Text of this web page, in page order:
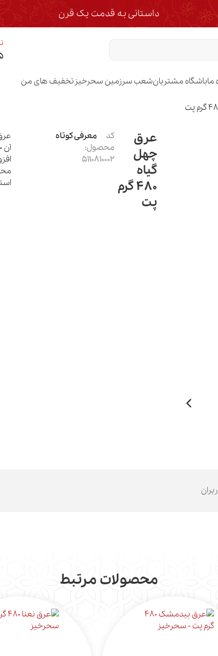
داستانی به قدمت یک قرن
ماباشگاه مشتریانشعب سرزمین سحرخیز تخفیف های من
عرق
چهل
گیاه
480 گرم
پت
کد
محصول:
5110810002
معرفی کوتاه
محصولات مرتبط